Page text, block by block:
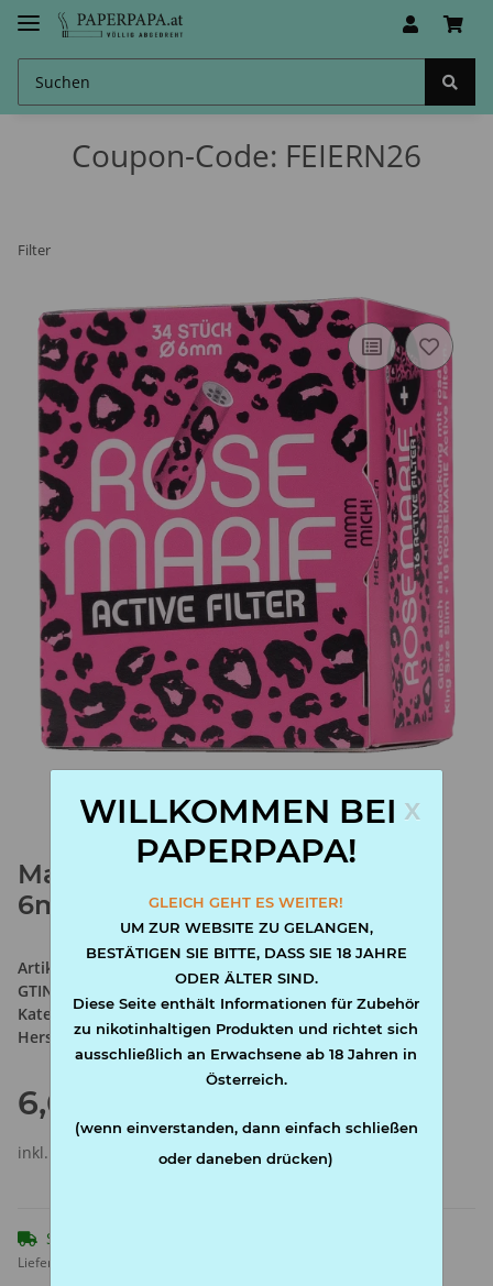
Coupon-Code: FEIERN26
Filter
Marie Active Filter ROSEMARIE
6mm mit Aktivkohle
Artikelnummer:
4002604001038
GTIN:
Kategorie:Filter
Hersteller: Marie
6,60 €
inkl. 20% USt. , zzgl.Versand
Sofort verfügbar
Lieferzeit:
x
WILLKOMMEN BEI
PAPERPAPA!
GLEICH GEHT ES WEITER!
UM ZUR WEBSITE ZU GELANGEN,
BESTÄTIGEN SIE BITTE, DASS SIE 18 JAHRE
ODER ÄLTER SIND.
Diese Seite enthält Informationen für Zubehör
zu nikotinhaltigen Produkten und richtet sich
ausschließlich an Erwachsene ab 18 Jahren in
Österreich.
(wenn einverstanden, dann einfach schließen
oder daneben drücken)